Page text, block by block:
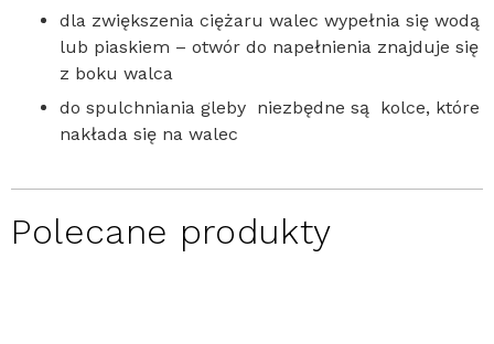
dla zwiększenia ciężaru walec wypełnia się wodą
lub piaskiem – otwór do napełnienia znajduje się
z boku walca
do spulchniania gleby niezbędne są kolce, które
nakłada się na walec
Polecane produkty